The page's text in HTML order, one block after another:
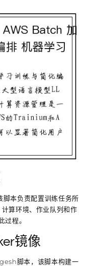
本负责配置训练任务所
算环境、作业队列和作
过程。
镜像
脚本，该脚本构建一